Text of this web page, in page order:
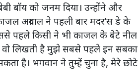
बॉय को जनम दिया। उन्होंने और
अग्रवाल ने पहली बार मदर’स डे के
पहले किसी ने भी काजल के बेटे नील
वो लिखती है मुझे सबसे पहले इन सबका
है। भगवान ने तुम्हें चुना है, मेरे छोटे